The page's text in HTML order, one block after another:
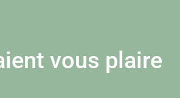
vous plaire